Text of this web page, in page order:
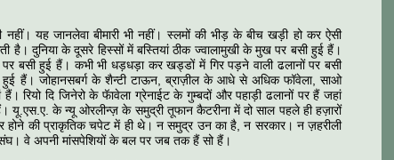
यह जानलेवा बीमारी भी नहीं। स्लमों की भीड़ के बीच खड़ी हो कर ऐसी
है। दुनिया के दूसरे हिस्सों में बस्तियां ठीक ज्वालामुखी के मुख पर बसी हुई हैं।
बसी हुई हैं। कभी भी धड़धड़ा कर खड्डों में गिर पड़ने वाली ढलानों पर बसी
हैं। जोहानसबर्ग के शैन्टी टाऊन, ब्राज़ील के आधे से अधिक फॉवेला, साओ
रियो दि जिनेरो के फॅावेला ग्रेनाईट के गुम्बदों और पहाड़ी ढलानों पर हैं जहां
यू.एस.ए. के न्यू ओरलीन्ज़ के समुद्री तूफान कैटरीना में दो साल पहले ही हज़ारों
होने की प्राकृतिक चपेट में ही थे। न समुद्र उन का है, न सरकार। न ज़हरीली
वे अपनी मांसपेशियों के बल पर जब तक हैं सो हैं।